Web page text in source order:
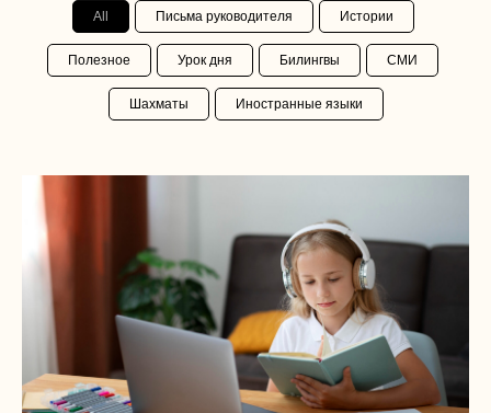
All Письма руководителя Истории
Полезное Урок дня Билингвы СМИ
Шахматы Иностранные языки